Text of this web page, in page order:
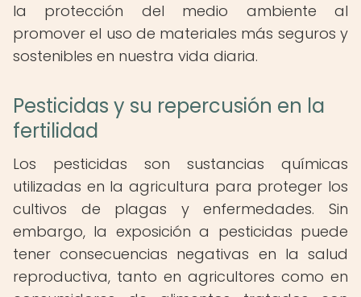
la protección del medio ambiente al
promover el uso de materiales más seguros y
sostenibles en nuestra vida diaria.
Pesticidas y su repercusión en la
fertilidad
Los pesticidas son sustancias químicas
utilizadas en la agricultura para proteger los
cultivos de plagas y enfermedades. Sin
embargo, la exposición a pesticidas puede
tener consecuencias negativas en la salud
reproductiva, tanto en agricultores como en